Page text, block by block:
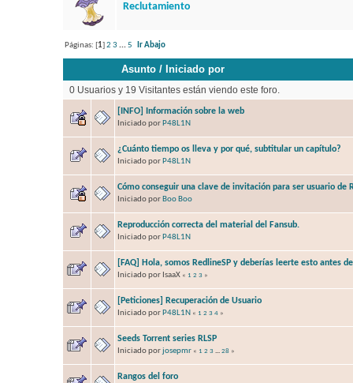
Reclutamiento
Páginas: [1] 2 3 ...5 Ir Abajo
Asunto/ Iniciado por
0 Usuarios y 19 Visitantes están viendo este foro.
[INFO] Información sobre la web
Iniciado por P48L1N
¿Cuánto tiempo os lleva y por qué, subtitular un capítulo?
Iniciado por P48L1N
Cómo conseguir una clave de invitación para ser usuario de
Iniciado por Boo Boo
Reproducción correcta del material del Fansub.
Iniciado por P48L1N
[FAQ] Hola, somos RedlineSP y deberías leerte esto antes
Iniciado por IsaaX « 1 2 3»
[Peticiones] Recuperación de Usuario
Iniciado por P48L1N « 1 2 3 4»
Seeds Torrent series RLSP
Iniciado porjosepmr « 1 2 3 ... 28»
Rangos del foro